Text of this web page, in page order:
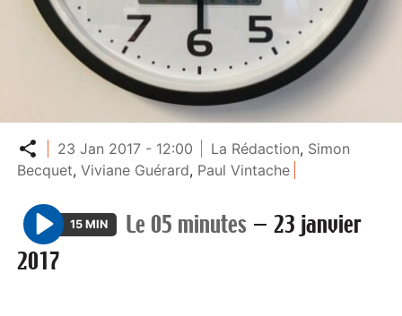
Partager
23 Jan 2017 - 12:00 La Rédaction, Simon
Becquet,Viviane Guérard, Paul Vintache
P
l
15 MIN Le 05 minutes — 23 janvier
2017